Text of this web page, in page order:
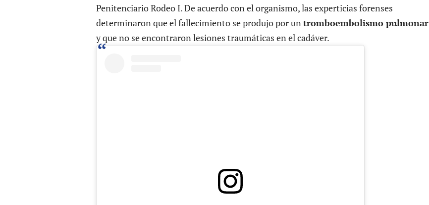
Penitenciario Rodeo I. De acuerdo con el organismo, las experticias forenses
determinaron que el fallecimiento se produjo por untromboembolismo pulmonar
y que no se encontraron lesiones traumáticas en el cadáver.